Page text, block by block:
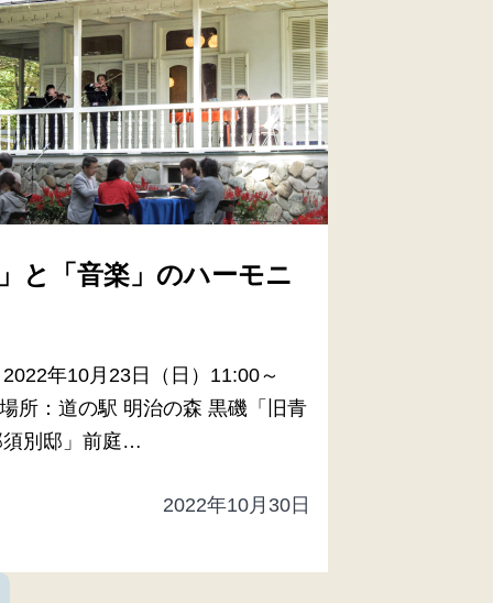
と「音楽」のハーモニ
年10月23日（日）11:00～
所：道の駅 明治の森 黒磯「旧青
須別邸」前庭…
2022年10月30日